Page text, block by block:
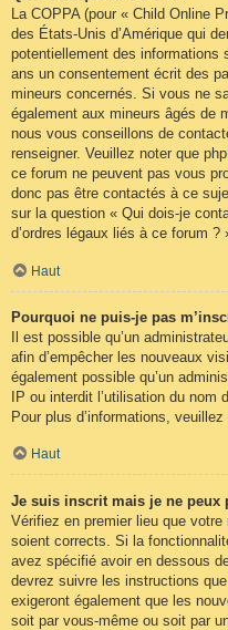
La COPPA (pour « Child Online
des États-Unis d’Amérique qui
potentiellement des informations
ans un consentement écrit des
mineurs concernés. Si vous ne
également aux mineurs âgés de
nous vous conseillons de
renseigner. Veuillez noter que
ce forum ne peuvent pas vous
donc pas être contactés à ce
sur la question « Qui dois-je
d’ordres légaux liés à ce forum ?
Haut
Pourquoi ne puis-je pas
Il est possible qu’un
afin d’empêcher les nouveaux
également possible qu’un
IP ou interdit l’utilisation du nom
Pour plus d’informations,
Haut
Je suis inscrit mais je ne peux
Vérifiez en premier lieu que
soient corrects. Si la
avez spécifié avoir en dessous
devrez suivre les instructions
exigeront également que les
soit par vous-même ou soit par